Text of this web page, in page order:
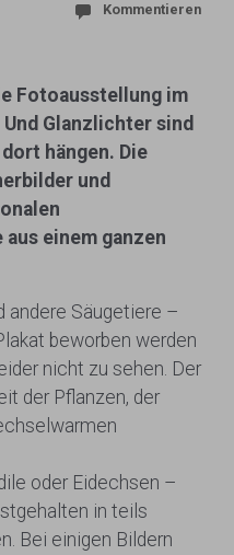
Kommentieren
Fotoausstellung im
Glanzlichter sind
hängen. Die
und
einem ganzen
andere Säugetiere –
beworben werden
nicht zu sehen. Der
der Pflanzen, der
oder Eidechsen –
in teils
Bei einigen Bildern